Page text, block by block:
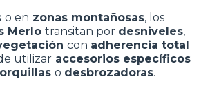
o en zonas montañosas, los
Merlo transitan por desniveles,
con adherencia total
utilizar accesorios específicos
o desbrozadoras.